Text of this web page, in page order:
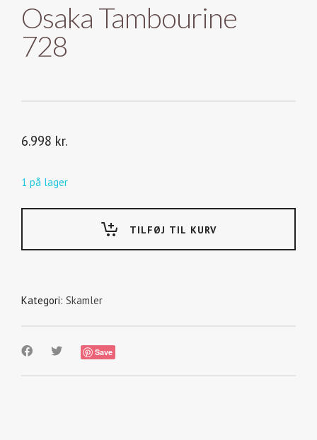
Osaka Tambourine
728
6.998 kr.
1 på lager
TILFØJ TIL KURV
Kategori: Skamler
Save